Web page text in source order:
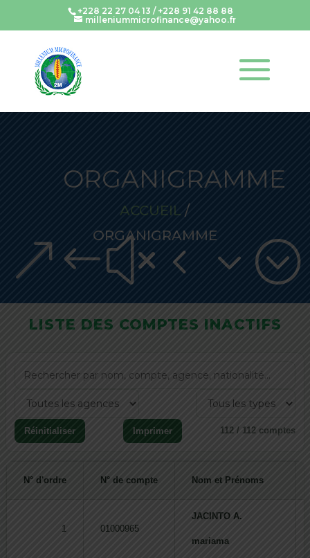
+228 22 27 04 13 / +228 91 42 88 88
milleniummicrofinance@yahoo.fr
ORGANIGRAMME
ACCUEIL /
ORGANIGRAMME
&#x43;
LISTE DES COMPTES INACTIFS
Réinitialiser Imprimer 112 / 112 comptes
N° d'ordre N° de compte Nom et Prénoms
1 01000965
JACINTO A.
mariama